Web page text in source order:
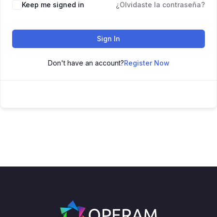
Keep me signed in ¿Olvidaste la contraseña?
Sign In
Don't have an account?Register Now